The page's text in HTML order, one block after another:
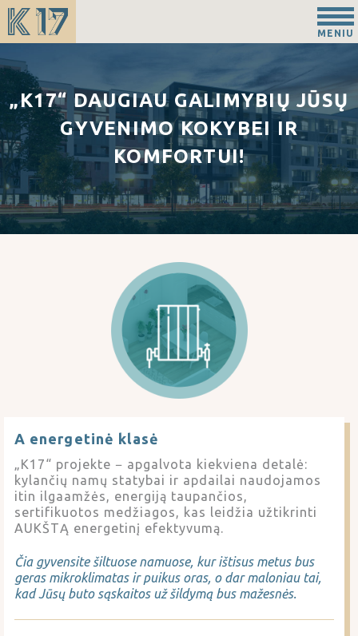
MENIU
„K17“ DAUGIAU GALIMYBIŲ JŪSŲ
GYVENIMO KOKYBEI IR
KOMFORTUI!
A energetinė klasė
„K17“ projekte − apgalvota kiekviena detalė:
kylančių namų statybai ir apdailai naudojamos
itin ilgaamžės, energiją taupančios,
sertifikuotos medžiagos, kas leidžia užtikrinti
AUKŠTĄ energetinį efektyvumą.
Čia gyvensite šiltuose namuose, kur ištisus metus bus
geras mikroklimatas ir puikus oras, o dar maloniau tai,
kad Jūsų buto sąskaitos už šildymą bus mažesnės.